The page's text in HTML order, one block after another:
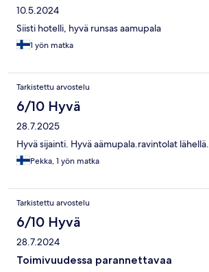
10.5.2024
Siisti hotelli, hyvä runsas aamupala
1 yön matka
Tarkistettu arvostelu
6/10 Hyvä
28.7.2025
Hyvä sijainti. Hyvä aämupala.ravintolat lähellä.
Pekka, 1 yön matka
Tarkistettu arvostelu
6/10 Hyvä
28.7.2024
Toimivuudessa parannettavaa